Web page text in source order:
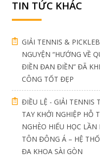
TIN TỨC KHÁC
GIẢI TENNIS &
NGUYỆN “HƯỚNG VỀ
ĐIỀN ĐAN ĐIỀN” ĐÃ
CÔNG TỐT ĐẸP
ĐIỀU LỆ - GIẢI TENNIS
TAY KHỞI NGHIỆP HỖ
NGHÈO HIẾU HỌC
TÔN ĐÔNG Á – HỆ
ĐA KHOA SÀI GÒN